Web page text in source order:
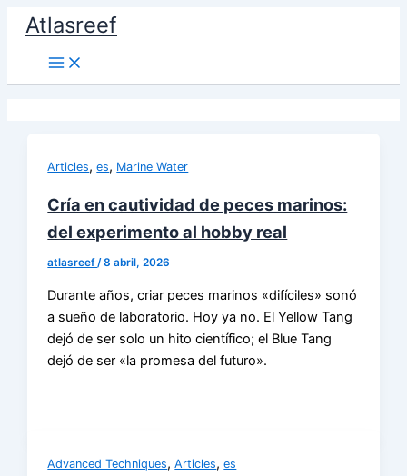
contenido
Atlasreef
Articles,es, Marine Water
Cría en cautividad de peces marinos:
del experimento al hobby real
atlasreef/8 abril, 2026
Durante años, criar peces marinos «difíciles» sonó
a sueño de laboratorio. Hoy ya no. El Yellow Tang
dejó de ser solo un hito científico; el Blue Tang
dejó de ser «la promesa del futuro».
Advanced Techniques,Articles,es